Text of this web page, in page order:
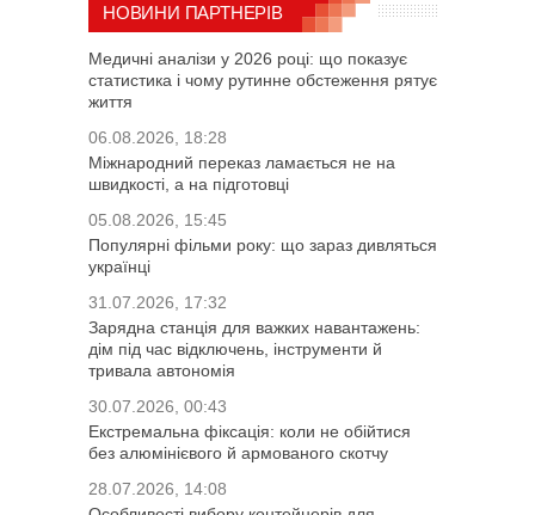
НОВИНИ ПАРТНЕРІВ
Медичні аналізи у 2026 році: що показує
статистика і чому рутинне обстеження рятує
життя
06.08.2026, 18:28
Міжнародний переказ ламається не на
швидкості, а на підготовці
05.08.2026, 15:45
Популярні фільми року: що зараз дивляться
українці
31.07.2026, 17:32
Зарядна станція для важких навантажень:
дім під час відключень, інструменти й
тривала автономія
30.07.2026, 00:43
Екстремальна фіксація: коли не обійтися
без алюмінієвого й армованого скотчу
28.07.2026, 14:08